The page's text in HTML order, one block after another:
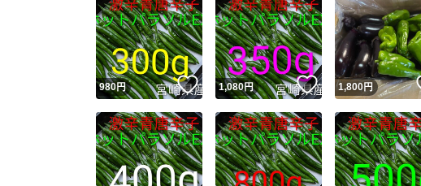
980円 いいね！
1,080円 いいね！
1,800円